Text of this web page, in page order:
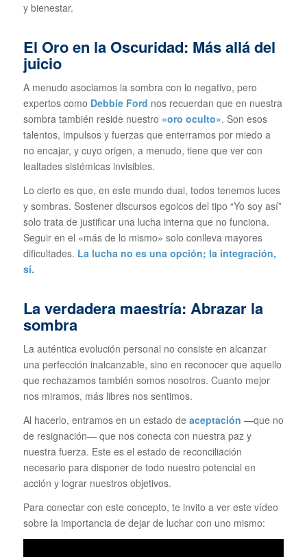
y bienestar.
El Oro en la Oscuridad: Más allá del
juicio
A menudo asociamos la sombra con lo negativo, pero
expertos como Debbie Ford nos recuerdan que en nuestra
sombra también reside nuestro «oro oculto». Son esos
talentos, impulsos y fuerzas que enterramos por miedo a
no encajar, y cuyo origen, a menudo, tiene que ver con
lealtades sistémicas invisibles.
Lo cierto es que, en este mundo dual, todos tenemos luces
y sombras. Sostener discursos egoicos del tipo “Yo soy así”
solo trata de justificar una lucha interna que no funciona.
Seguir en el «más de lo mismo» solo conlleva mayores
dificultades. La lucha no es una opción; la integración,
sí.
La verdadera maestría: Abrazar la
sombra
La auténtica evolución personal no consiste en alcanzar
una perfección inalcanzable, sino en reconocer que aquello
que rechazamos también somos nosotros. Cuanto mejor
nos miramos, más libres nos sentimos.
Al hacerlo, entramos en un estado de aceptación —que no
de resignación— que nos conecta con nuestra paz y
nuestra fuerza. Este es el estado de reconciliación
necesario para disponer de todo nuestro potencial en
acción y lograr nuestros objetivos.
Para conectar con este concepto, te invito a ver este vídeo
sobre la importancia de dejar de luchar con uno mismo: